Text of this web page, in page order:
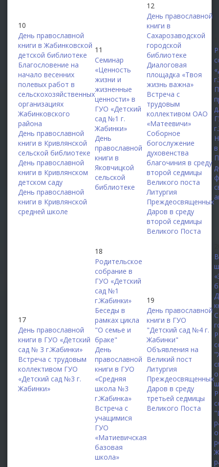
10
День православной
книги в Жабинковской
детской библиотеке
Благословение на
начало весенних
полевых работ в
сельскохозяйственных
организациях
Жабинковского
района
День православной
книги в Кривлянской
сельской библиотеке
День православной
книги в Кривлянском
детском саду
День православной
книги в Кривлянской
средней школе
11
Семинар
«Ценность
жизни и
жизненные
ценности» в
ГУО «Детский
сад №1 г.
Жабинки»
День
православной
книги в
Яковчицкой
сельской
библиотеке
12
День православной
книги в
Сахарозаводской
городской
библиотеке
Диалоговая
площадка «Твоя
жизнь важна»
Встреча с
трудовым
коллективом ОАО
«Матеевичи»
Соборное
богослужение
духовенства
благочиния в среду
второй седмицы
Великого поста
Литургия
Преждеосвященных
Даров в среду
второй седмицы
Великого Поста
17
День православной
книги в ГУО «Детский
сад № 3 г.Жабинки»
Встреча с трудовым
коллективом ГУО
«Детский сад №3 г.
Жабинки»
18
Родительское
собрание в
ГУО «Детский
сад №1
г.Жабинки»
Беседы в
рамках цикла
"О семье и
браке"
День
православной
книги в ГУО
«Средняя
школа №3
г.Жабинка»
Встреча с
учащимися
ГУО
«Матиевичская
базовая
школа»
19
День православной
книги в ГУО
"Детский сад №4 г.
Жабинки"
Объявления на
Великий пост
Литургия
Преждеосвященных
Даров в среду
третьей седмицы
Великого Поста